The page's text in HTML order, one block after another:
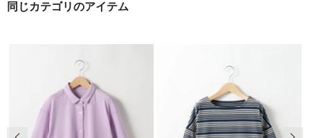
同じカテゴリのアイテム
前の画像